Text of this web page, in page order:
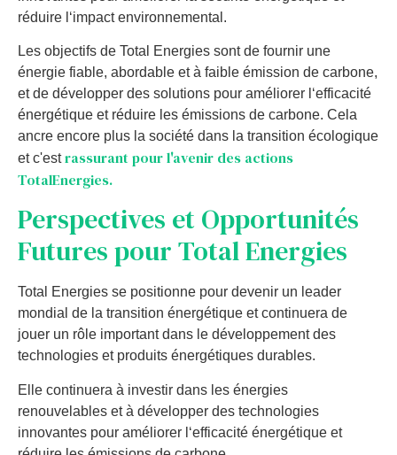
réduire ‘impactenvironnemental .
Les objectifs de Total Energies sontde fournir une
énergie fiable, abordable età faible émission de carbone,
etde dével opper des solutions pour amé liorer ‘efficacité
énergétique etréduire les émissions de carbone. Cela
ancre encore plus la société dans la transition écologique
et c'estrassurant pour l'avenir des actions
TotalEnergies.
Perspectives etOpportunités
FuturespourTotalEnergies
Total Energies se positionne pour devenir un leader
mondial de la transition énergétique etcontinuera de
jouer un rô le importantdans le dével oppementdes
technologies etproduits énergétiques durables.
El le continuera à investir dans les énergies
renouvel ables età dével opper des technologies
innovantes pour amé liorer ‘efficacité énergétique et